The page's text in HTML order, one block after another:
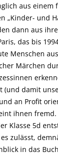
aus einem
„Kinder- und
dann aus
das bis
Menschen
Märchen
(und damit
an Profit
ihnen fremd.
Klasse 5d
zulässt,
in das